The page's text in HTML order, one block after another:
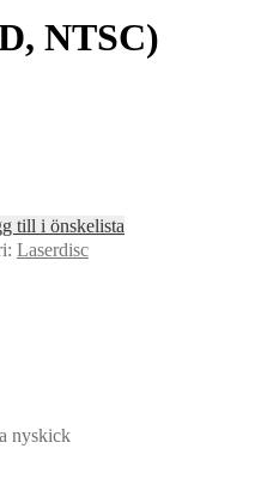
NTSC)
till i önskelista
Laserdisc
nyskick